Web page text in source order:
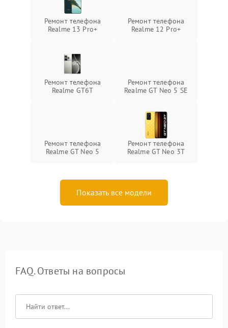
Ремонт телефона
Realme 13 Pro+
Ремонт телефона
Realme 12 Pro+
Ремонт телефона
Realme GT6T
Ремонт телефона
Realme GT Neo 5 SE
Ремонт телефона
Realme GT Neo 5
Ремонт телефона
Realme GT Neo 3T
Показать все модели
FAQ. Ответы на вопросы